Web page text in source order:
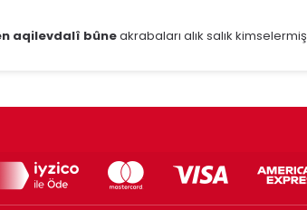
aqilevdalî bûneakrabaları alık salık kimselermiş